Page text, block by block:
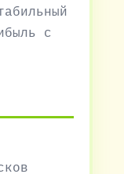
с